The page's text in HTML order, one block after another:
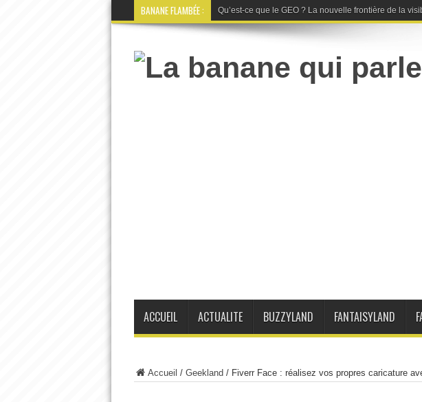
BANANE FLAMBÉE : Qu’est-ce que le GEO ? La nouvelle frontière de la
ACCUEIL ACTUALITE BUZZYLAND FANTAISYLAND
Accueil / Geekland / Fiverr Face : réalisez vos propres caricature